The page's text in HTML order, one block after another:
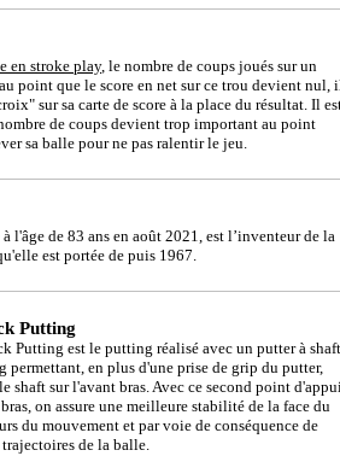
en stroke play, le nombre de coups joués sur un
point que le score en net sur ce trou devient nul,
sur sa carte de score à la place du résultat. Il
de coups devient trop important au point
sa balle pour ne pas ralentir le jeu.
l'âge de 83 ans en août 2021, est l’inventeur de la
est portée de puis 1967.
Putting
Putting est le putting réalisé avec un putter à shaft
permettant, en plus d'une prise de grip du putter,
shaft sur l'avant bras. Avec ce second point
on assure une meilleure stabilité de la face du
du mouvement et par voie de conséquence de
de la balle.